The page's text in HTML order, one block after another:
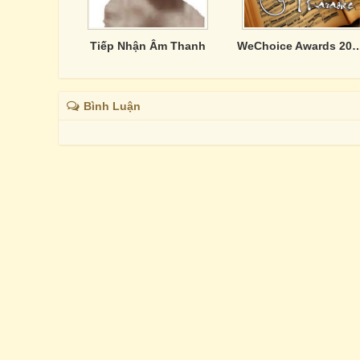
Tiếp Nhận Âm Thanh WeChoice Awards 2023:
Bình Luận